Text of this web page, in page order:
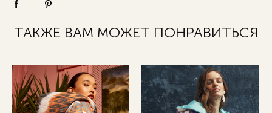
ТАКЖЕ ВАМ МОЖЕТ ПОНРАВИТЬСЯ